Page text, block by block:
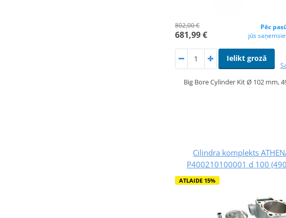
802,00 €
681,99 €
Pēc
jūs
Ielikt grozā
Big Bore Cylinder Kit Ø 102 mm,
Cilindra komplekts
P400210100001 d 100
ATLAIDE 15%